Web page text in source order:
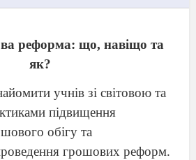
реформа: що, навіщо та
як?
учнів зі світовою та
підвищення
обігу та
грошових реформ.